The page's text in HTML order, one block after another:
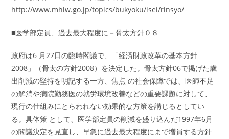
http://www.mhlw.go.jp/topics/bukyoku/isei/rinsyo/
■医学部定員、過去最大程度に－骨太方針０８
政府は6 月27日の臨時閣議で、「経済財政改革の基本方針
2008」（骨太の方針2008）を決定した。骨太方針06で掲げた歳
出削減の堅持を明記する一方、焦点 の社会保障では、医師不足
の解消や病院勤務医の就労環境改善などの重要課題に対して、
現行の仕組みにとらわれない効果的な方策を講じるとしてい
る。具体策 として、医学部定員の削減を盛り込んだ1997年6月
の閣議決定を見直し、早急に過去最大程度にまで増員する方針